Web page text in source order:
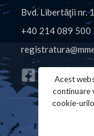
Bvd. Libertăţii nr.
+40 214 089 500
Acest
continuare
cookie-